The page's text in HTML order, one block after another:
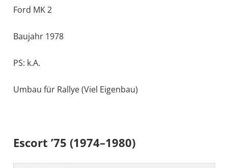
Ford MK 2
Baujahr 1978
PS: k.A.
Umbau für Rallye (Viel Eigenbau)
Escort ’75 (1974–1980)